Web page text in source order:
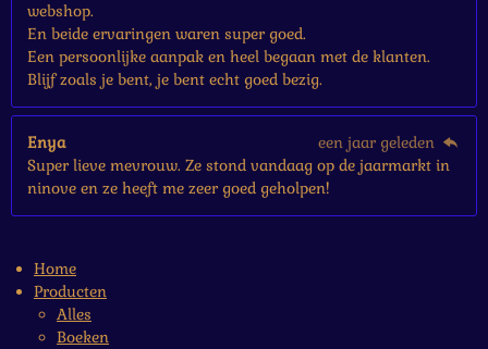
webshop.
En beide ervaringen waren super goed.
Een persoonlijke aanpak en heel begaan met de klanten.
Blijf zoals je bent, je bent echt goed bezig.
Enya
een jaar geleden
Super lieve mevrouw. Ze stond vandaag op de jaarmarkt in
ninove en ze heeft me zeer goed geholpen!
Home
Producten
Alles
Boeken